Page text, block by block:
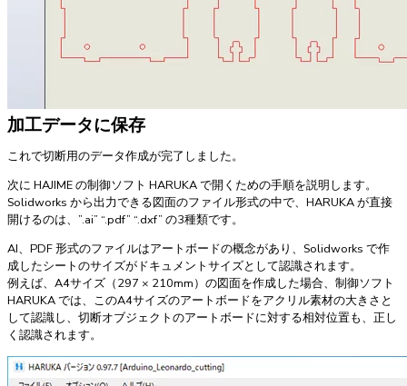
加工データに保存
これで切断用のデータ作成が完了しました。
次に HAJIME の制御ソフト HARUKA で開くための手順を説明します。
Solidworks から出力できる図面のファイル形式の中で、HARUKA が直接
開けるのは、”.ai” “.pdf” “.dxf” の3種類です。
AI、PDF 形式のファイルはアートボードの概念があり、Solidworks で作
成したシートのサイズがドキュメントサイズとして認識されます。
例えば、A4サイズ（297 × 210mm）の図面を作成した場合、制御ソフト
HARUKA では、このA4サイズのアートボードをアクリル素材の大きさと
して認識し、切断オブジェクトのアートボードに対する相対位置も、正し
く認識されます。